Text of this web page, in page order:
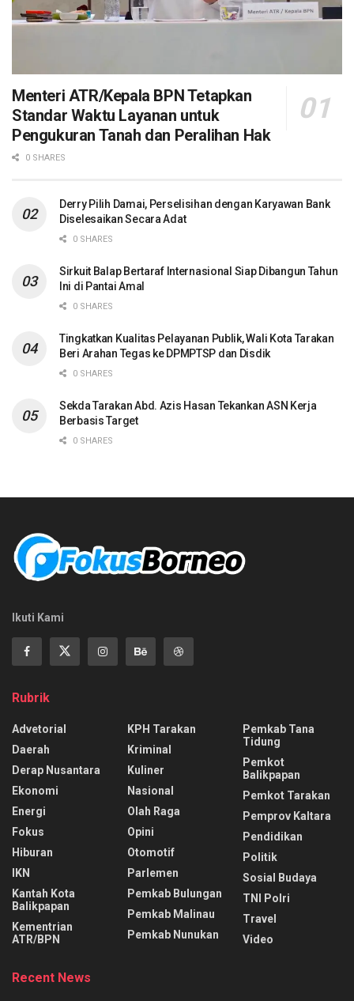
Menteri ATR/Kepala BPN Tetapkan
Standar Waktu Layanan untuk
Pengukuran Tanah dan Peralihan Hak
0 SHARES
Derry Pilih Damai, Perselisihan dengan Karyawan Bank
Diselesaikan Secara Adat
0 SHARES
Sirkuit Balap Bertaraf Internasional Siap Dibangun Tahun
Ini di Pantai Amal
0 SHARES
Tingkatkan Kualitas Pelayanan Publik, Wali Kota Tarakan
Beri Arahan Tegas ke DPMPTSP dan Disdik
0 SHARES
Sekda Tarakan Abd. Azis Hasan Tekankan ASN Kerja
Berbasis Target
0 SHARES
Ikuti Kami
Rubrik
Advetorial
Daerah
Derap Nusantara
Ekonomi
Energi
Fokus
Hiburan
IKN
Kantah Kota
Balikpapan
Kementrian
ATR/BPN
KPH Tarakan
Kriminal
Kuliner
Nasional
Olah Raga
Opini
Otomotif
Parlemen
Pemkab Bulungan
Pemkab Malinau
Pemkab Nunukan
Pemkab Tana
Tidung
Pemkot
Balikpapan
Pemkot Tarakan
Pemprov Kaltara
Pendidikan
Politik
Sosial Budaya
TNI Polri
Travel
Video
Recent News